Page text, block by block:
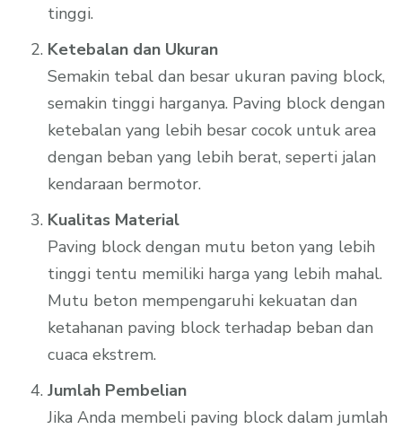
tinggi.
Ketebalan dan Ukuran
Semakin tebal dan besar ukuran paving block,
semakin tinggi harganya. Paving block dengan
ketebalan yang lebih besar cocok untuk area
dengan beban yang lebih berat, seperti jalan
kendaraan bermotor.
Kualitas Material
Paving block dengan mutu beton yang lebih
tinggi tentu memiliki harga yang lebih mahal.
Mutu beton mempengaruhi kekuatan dan
ketahanan paving block terhadap beban dan
cuaca ekstrem.
Jumlah Pembelian
Jika Anda membeli paving block dalam jumlah